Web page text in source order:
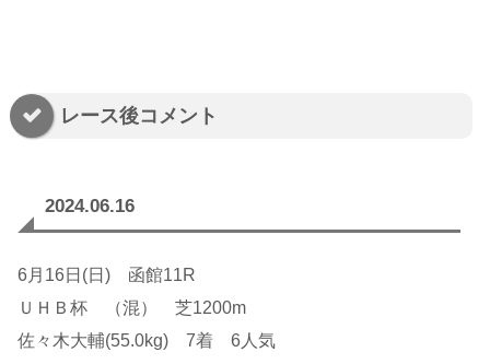
レース後コメント
2024.06.16
6月16日(日) 函館11R
ＵＨＢ杯 （混） 芝1200m
佐々木大輔(55.0kg) 7着 6人気